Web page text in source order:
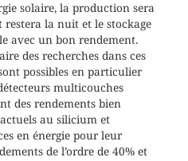
solaire, la production sera
la nuit et le stockage
avec un bon rendement.
des recherches dans ces
possibles en particulier
multicouches
des rendements bien
au silicium et
en énergie pour leur
de l’ordre de 40% et